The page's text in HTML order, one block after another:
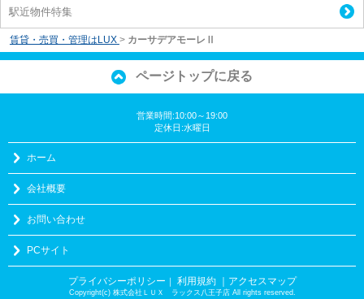
駅近物件特集
賃貸・売買・管理はLUX > カーサデアモーレⅡ
ページトップに戻る
営業時間:10:00～19:00
定休日:水曜日
ホーム
会社概要
お問い合わせ
PCサイト
プライバシーポリシー ｜ 利用規約 ｜アクセスマップ
Copyright(c) 株式会社ＬＵＸ ラックス八王子店 All rights reserved.